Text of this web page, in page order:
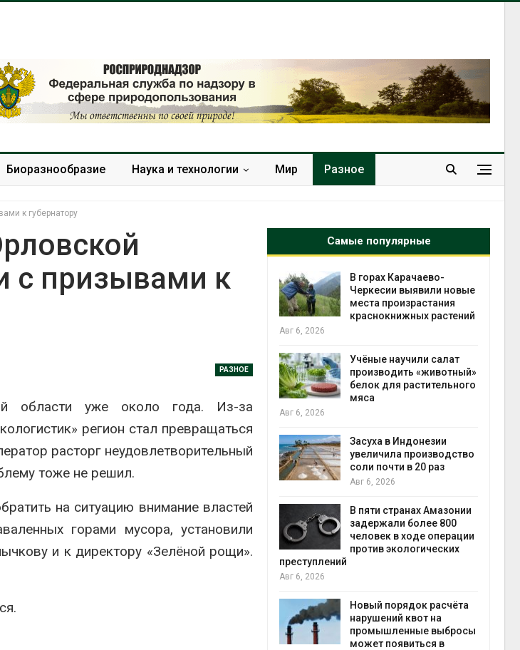
Биоразнообразие Наука и технологии Мир Разное
к губернатору
с призывами к
РАЗНОЕ
области уже около года. Из-за
регион стал превращаться
расторг неудовлетворительный
тоже не решил.
на ситуацию внимание властей
горами мусора, установили
и к директору «Зелёной рощи».
Самые популярные
для
о
Панамский канал вновь
ограничивает загрузку
Шэньси из-за паводков
Авг 6, 2026
установили
вторсырья
получать питьевую воду
из воздуха с помощью
ветра
В горах Карачаево-
Черкесии выявили новые
места произрастания
краснокнижных растений
Авг 6, 2026
Учёные научили салат
производить «животный»
белок для растительного
мяса
Авг 6, 2026
Засуха в Индонезии
увеличила производство
соли почти в 20 раз
Авг 6, 2026
В пяти странах Амазонии
задержали более 800
человек в ходе операции
против экологических
преступлений
Авг 6, 2026
Новый порядок расчёта
нарушений квот на
промышленные выбросы
может появиться в